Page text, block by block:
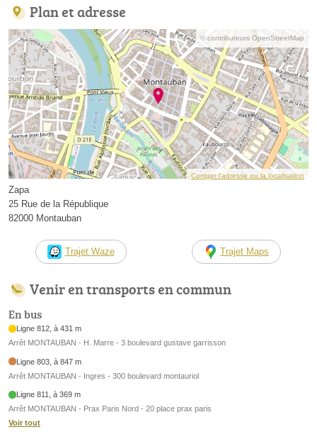
Plan et adresse
© contributeurs OpenStreetMap
Corriger l’adresse ou la localisation
Zapa
25 Rue de la République
82000 Montauban
Trajet Waze Trajet Maps
Venir en transports en commun
En bus
Ligne 812, à 431 m
Arrêt MONTAUBAN - H. Marre - 3 boulevard gustave garrisson
Ligne 803, à 847 m
Arrêt MONTAUBAN - Ingres - 300 boulevard montauriol
Ligne 811, à 369 m
Arrêt MONTAUBAN - Prax Paris Nord - 20 place prax paris
Voir tout